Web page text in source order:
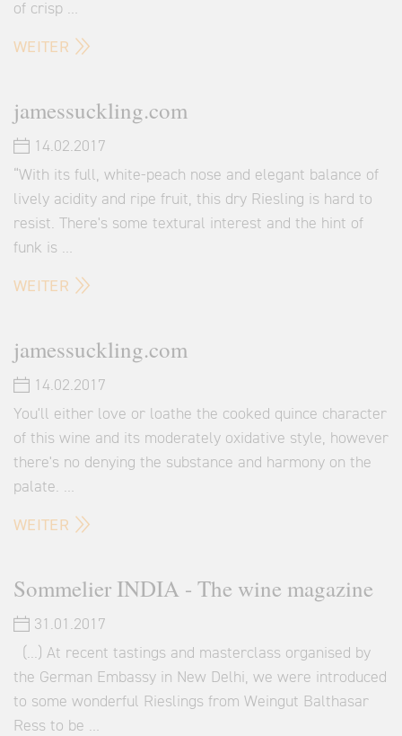
of crisp …
WEITER
jamessuckling.com
14.02.2017
“With its full, white-peach nose and elegant balance of
lively acidity and ripe fruit, this dry Riesling is hard to
resist. There's some textural interest and the hint of
funk is …
WEITER
jamessuckling.com
14.02.2017
You'll either love or loathe the cooked quince character
of this wine and its moderately oxidative style, however
there's no denying the substance and harmony on the
palate. …
WEITER
Sommelier INDIA - The wine magazine
31.01.2017
(...) At recent tastings and masterclass organised by
the German Embassy in New Delhi, we were introduced
to some wonderful Rieslings from Weingut Balthasar
Ress to be …